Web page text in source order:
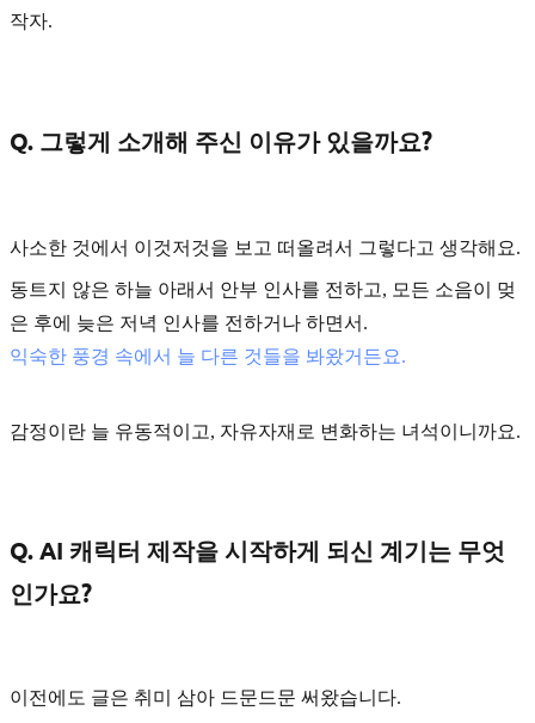
작자.
Q. 그렇게 소개해 주신 이유가 있을까요?
사소한 것에서 이것저것을 보고 떠올려서 그렇다고 생각해요.
동트지 않은 하늘 아래서 안부 인사를 전하고, 모든 소음이 멎
은 후에 늦은 저녁 인사를 전하거나 하면서.
익숙한 풍경 속에서 늘 다른 것들을 봐왔거든요.
감정이란 늘 유동적이고, 자유자재로 변화하는 녀석이니까요.
Q. AI 캐릭터 제작을 시작하게 되신 계기는 무엇
인가요?
이전에도 글은 취미 삼아 드문드문 써왔습니다.